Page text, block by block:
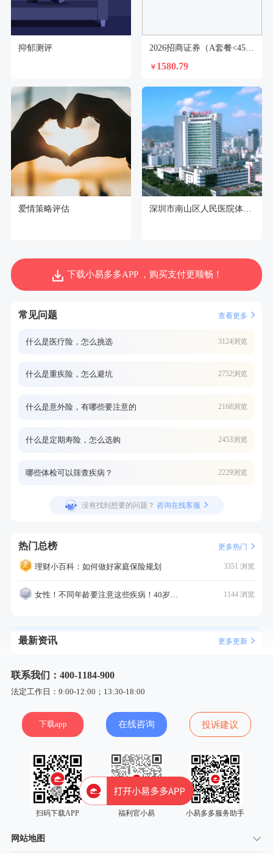
抑郁测评 2026招商证券（A套餐<45岁）-男【不支持回乡证】
￥ 1580.79
爱情策略评估 深圳市南山区人民医院体检中心
下载小易多多APP ，购买支付更顺畅！
常见问题 查看更多
什么是医疗险，怎么挑选 3124浏览
什么是重疾险，怎么避坑 2752浏览
什么是意外险，有哪些要注意的 2168浏览
什么是定期寿险，怎么选购 2453浏览
哪些体检可以筛查疾病？ 2229浏览
没有找到想要的问题？ 咨询在线客服
热门总榜 更多热门
理财小百科：如何做好家庭保险规划 3351 浏览
女性！不同年龄要注意这些疾病！40岁的这个疾病最需要注意！ 1144 浏览
最新资讯 更多更新
联系我们：400-1184-900
法定工作日：9:00-12:00；13:30-18:00
下载app 在线咨询 投诉建议
扫码下载APP 福利官小易 小易多多服务助手
网站地图